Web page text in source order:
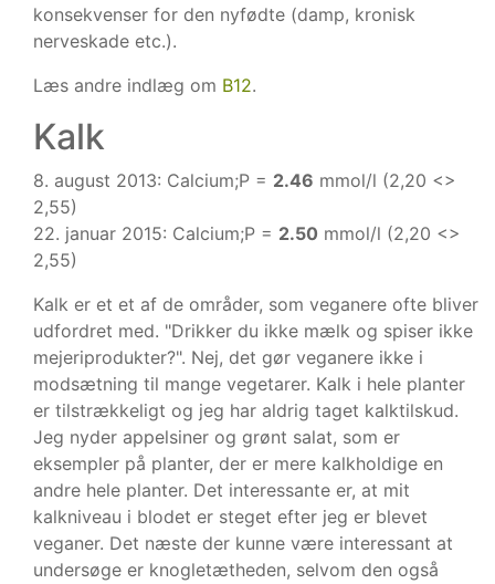
konsekvenser for den nyfødte (damp, kronisk
nerveskade etc.).
Læs andre indlæg om B12.
Kalk
8. august 2013: Calcium;P = 2.46 mmol/l (2,20 <>
2,55)
22. januar 2015: Calcium;P = 2.50 mmol/l (2,20 <>
2,55)
Kalk er et et af de områder, som veganere ofte bliver
udfordret med. "Drikker du ikke mælk og spiser ikke
mejeriprodukter?". Nej, det gør veganere ikke i
modsætning til mange vegetarer. Kalk i hele planter
er tilstrækkeligt og jeg har aldrig taget kalktilskud.
Jeg nyder appelsiner og grønt salat, som er
eksempler på planter, der er mere kalkholdige en
andre hele planter. Det interessante er, at mit
kalkniveau i blodet er steget efter jeg er blevet
veganer. Det næste der kunne være interessant at
undersøge er knogletætheden, selvom den også